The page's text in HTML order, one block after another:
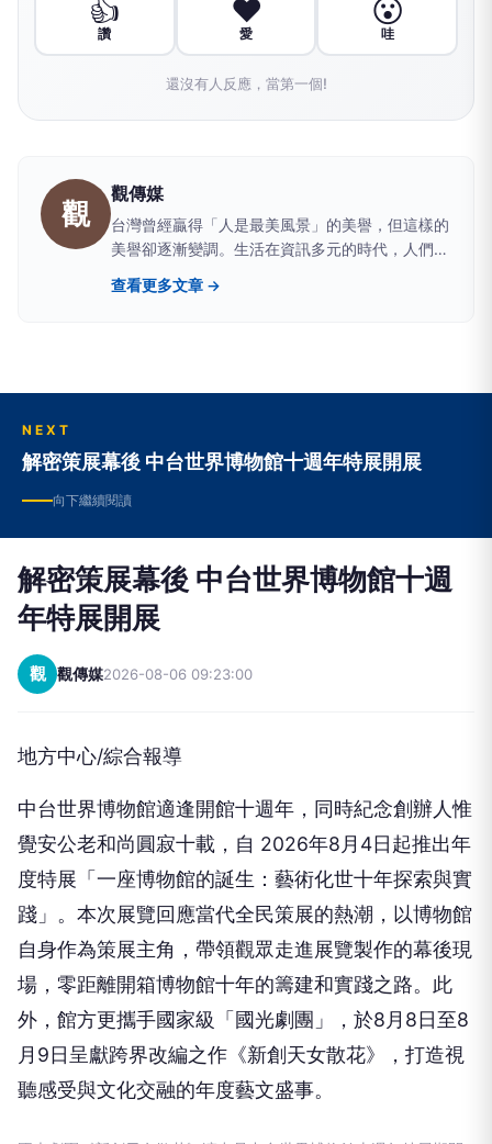
👍
讚
❤️
愛
😮
哇
還沒有人反應，當第一個!
觀
觀傳媒
台灣曾經贏得「人是最美風景」的美譽，但這樣的
美譽卻逐漸變調。生活在資訊多元的時代，人們經
常面臨真假莫辨、是非難分的窘境，因此，獲取正
確訊息，藉以判斷萬事萬物，已是現代人的基本需
量。 「觀傳媒」以善念關心生活、關懷社會、關
查看更多文章 →
NEXT
解密策展幕後 中台世界博物館十週年特展開展
向下繼續閱讀
解密策展幕後 中台世界博物館十週
年特展開展
觀 觀傳媒2026-08-06 09:23:00
地方中心/綜合報導
中台世界博物館適逢開館⼗週年，同時紀念創辦⼈惟
覺安公⽼和尚圓寂⼗載，⾃ 2026年8⽉4⽇起推出年
度特展「⼀座博物館的誕⽣：藝術化世⼗年探索與實
踐」。本次展覽回應當代全⺠策展的熱潮，以博物館
⾃⾝作為策展主⾓，帶領觀眾⾛進展覽製作的幕後現
場，零距離開箱博物館⼗年的籌建和實踐之路。此
外，館⽅更攜⼿國家級「國光劇團」，於8⽉8⽇⾄8
⽉9⽇呈獻跨界改編之作《新創天⼥散花》，打造視
聽感受與⽂化交融的年度藝⽂盛事。